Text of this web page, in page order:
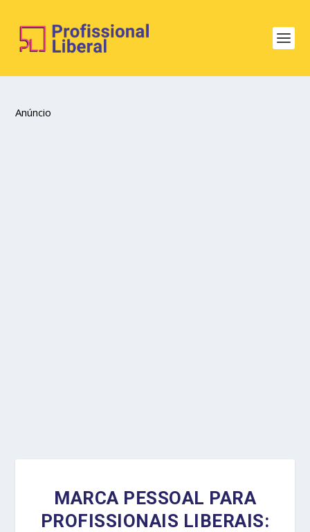
Anúncio
MARCA PESSOAL PARA
PROFISSIONAIS LIBERAIS: